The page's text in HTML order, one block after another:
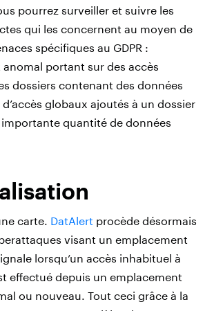
pourrez surveiller et suivre les
qui les concernent au moyen de
spécifiques au GDPR :
portant sur des accès
dossiers contenant des données
d’accès globaux ajoutés à un dossier
quantité de données
carte. DatAlert procède désormais
visant un emplacement
lorsqu’un accès inhabituel à
effectué depuis un emplacement
ou nouveau. Tout ceci grâce à la